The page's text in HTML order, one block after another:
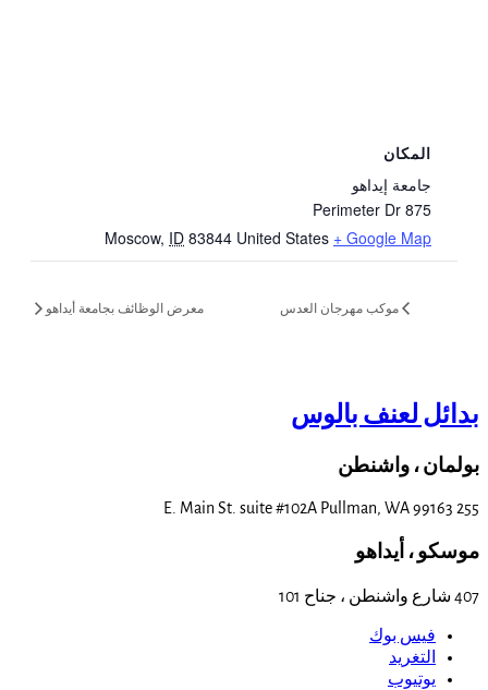
المكان
جامعة إيداهو
875 Perimeter Dr
Moscow, ID 83844 United States + Google Map
موكب مهرجان العدس معرض الوظائف بجامعة أيداهو
بدائل لعنف بالوس
بولمان ، واشنطن
255 E. Main St. suite #102A Pullman, WA 99163
موسكو ، أيداهو
407 شارع واشنطن ، جناح 101
فيس بوك
التغريد
يوتيوب